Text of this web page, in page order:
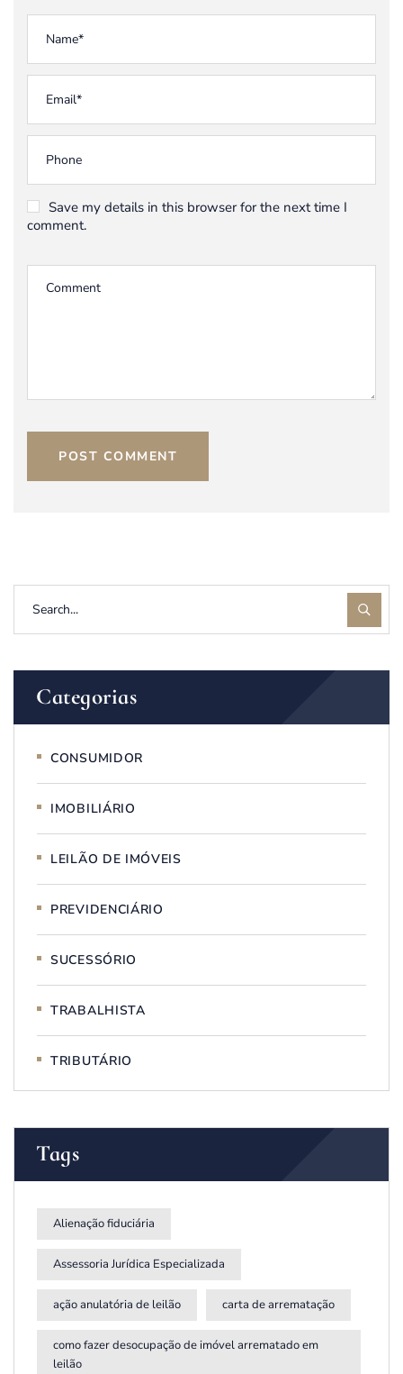
Save my details in this browser for the next time I
comment.
POST COMMENT
Categorias
CONSUMIDOR
IMOBILIÁRIO
LEILÃO DE IMÓVEIS
PREVIDENCIÁRIO
SUCESSÓRIO
TRABALHISTA
TRIBUTÁRIO
Tags
Alienação fiduciária
Assessoria Jurídica Especializada
ação anulatória de leilão carta de arrematação
como fazer desocupação de imóvel arrematado em
leilão